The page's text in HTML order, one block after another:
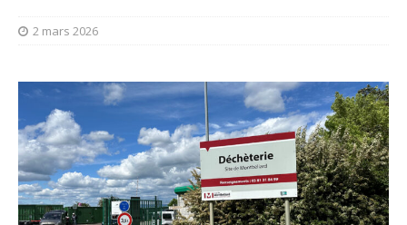
2 mars 2026